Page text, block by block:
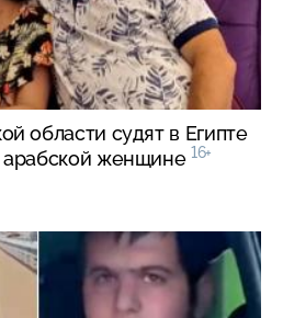
области судят в Египте
арабской женщине 16+